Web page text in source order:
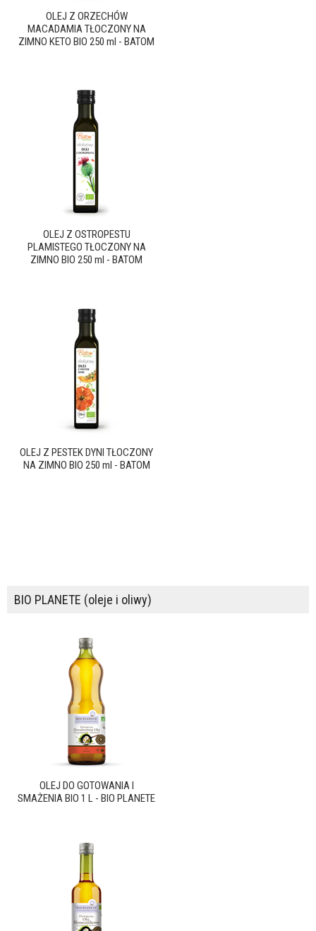
OLEJ Z ORZECHÓW
MACADAMIA TŁOCZONY NA
ZIMNO KETO BIO 250 ml - BATOM
OLEJ Z OSTROPESTU
PLAMISTEGO TŁOCZONY NA
ZIMNO BIO 250 ml - BATOM
OLEJ Z PESTEK DYNI TŁOCZONY
NA ZIMNO BIO 250 ml - BATOM
BIO PLANETE (oleje i oliwy)
OLEJ DO GOTOWANIA I
SMAŻENIA BIO 1 L - BIO PLANETE